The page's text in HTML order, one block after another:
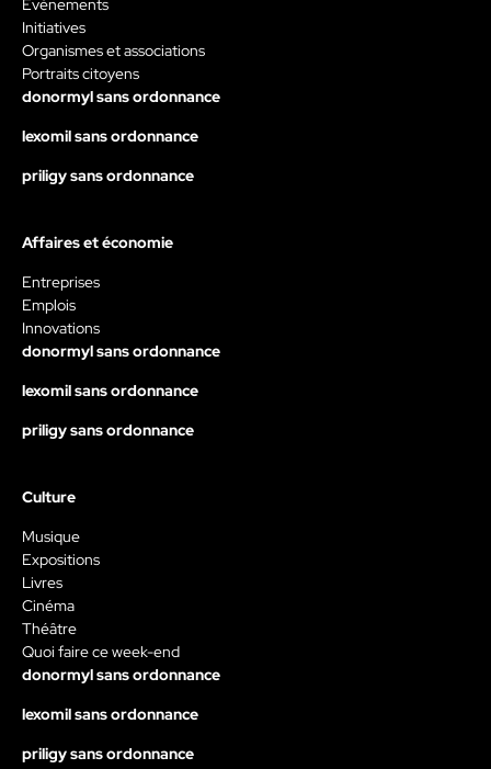
Évènements
Initiatives
Organismes et associations
Portraits citoyens
donormyl sans ordonnance
lexomil sans ordonnance
priligy sans ordonnance
Affaires et économie
Entreprises
Emplois
Innovations
donormyl sans ordonnance
lexomil sans ordonnance
priligy sans ordonnance
Culture
Musique
Expositions
Livres
Cinéma
Théâtre
Quoi faire ce week-end
donormyl sans ordonnance
lexomil sans ordonnance
priligy sans ordonnance